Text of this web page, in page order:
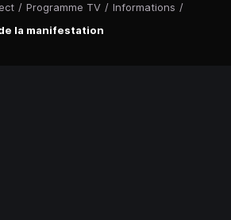
/ Programme TV / Informations /
la manifestation